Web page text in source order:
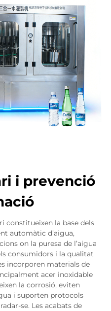
i prevenció
constitueixen la base dels
automàtic d’aigua,
on la puresa de l’aigua
consumidors i la qualitat
incorporen materials de
acer inoxidable
la corrosió, eviten
i suporten protocols
se. Les acabats de